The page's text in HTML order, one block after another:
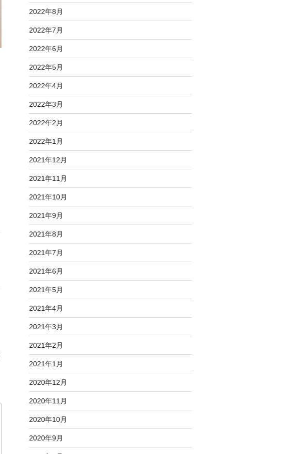
2022年8月
2022年7月
2022年6月
2022年5月
2022年4月
2022年3月
2022年2月
2022年1月
2021年12月
2021年11月
2021年10月
2021年9月
2021年8月
2021年7月
2021年6月
2021年5月
2021年4月
2021年3月
2021年2月
2021年1月
2020年12月
2020年11月
2020年10月
2020年9月